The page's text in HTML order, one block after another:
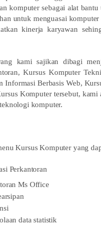
komputer sebagai alat
untuk menguasai
kinerja karyawan
kami sajikan dibagi
Kursus Komputer
Informasi Berbasis Web,
Komputer tersebut,
komputer.
Kursus Komputer yang
Perkantoran
Ms Office
data statistik